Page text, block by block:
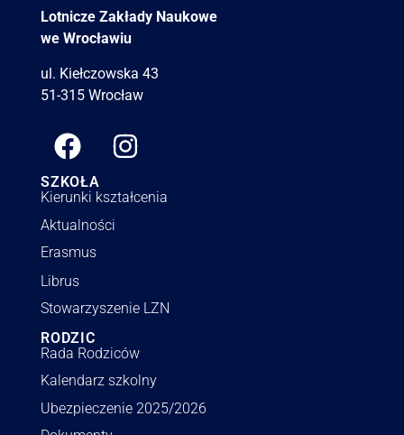
Lotnicze Zakłady Naukowe
we Wrocławiu
ul. Kiełczowska 43
51-315 Wrocław
SZKOŁA
Kierunki kształcenia
Aktualności
Erasmus
Librus
Stowarzyszenie LZN
RODZIC
Rada Rodziców
Kalendarz szkolny
Ubezpieczenie 2025/2026